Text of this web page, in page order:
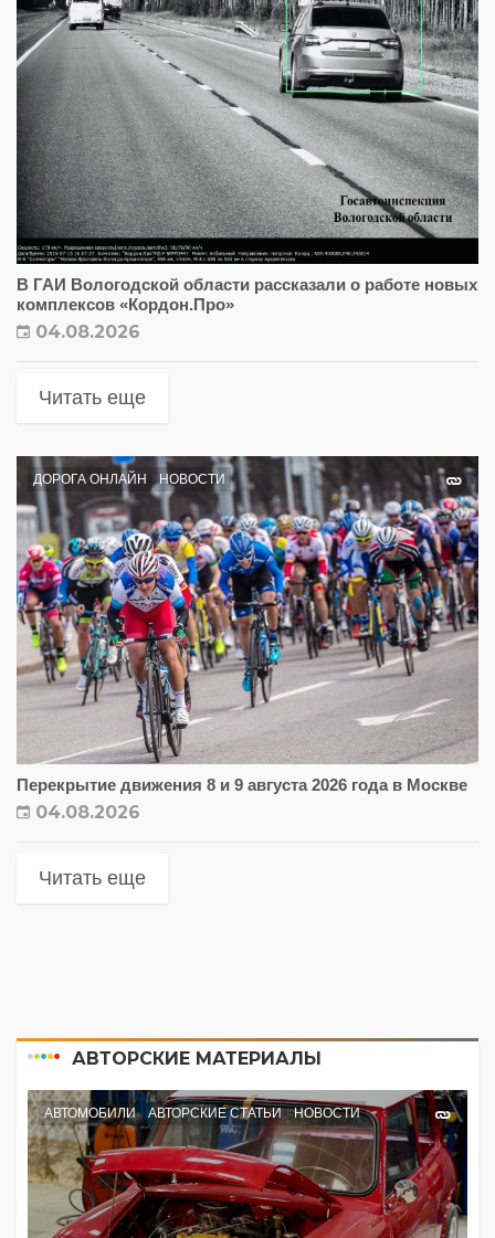
В ГАИ Вологодской области рассказали о работе новых
комплексов «Кордон.Про»
04.08.2026
Читать еще
ДОРОГА ОНЛАЙН НОВОСТИ
Перекрытие движения 8 и 9 августа 2026 года в Москве
04.08.2026
Читать еще
АВТОРСКИЕ МАТЕРИАЛЫ
АВТОМОБИЛИ АВТОРСКИЕ СТАТЬИ НОВОСТИ